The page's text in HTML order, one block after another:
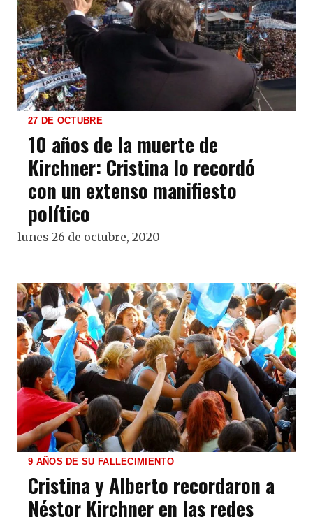
27 DE OCTUBRE
10 años de la muerte de
Kirchner: Cristina lo recordó
con un extenso manifiesto
político
lunes 26 de octubre, 2020
9 AÑOS DE SU FALLECIMIENTO
Cristina y Alberto recordaron a
Néstor Kirchner en las redes